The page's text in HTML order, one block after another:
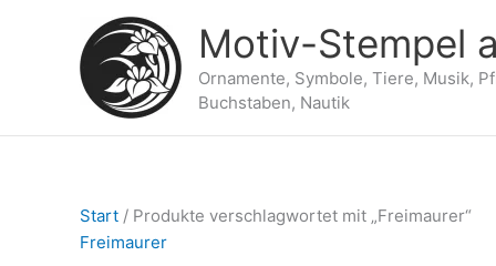
Motiv-Stempel
Ornamente, Symbole, Tiere, Musik,
Buchstaben, Nautik
Start / Produkte verschlagwortet mit „Freimaurer“
Freimaurer